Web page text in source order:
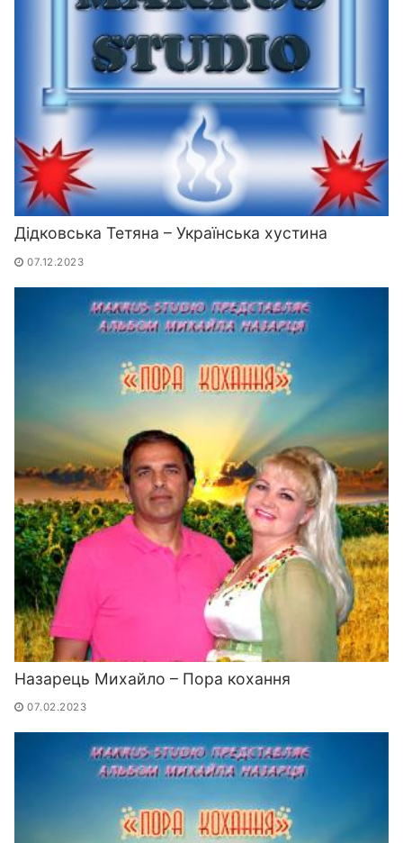
Дідковська Тетяна – Українська хустина
07.12.2023
Назарець Михайло – Пора кохання
07.02.2023